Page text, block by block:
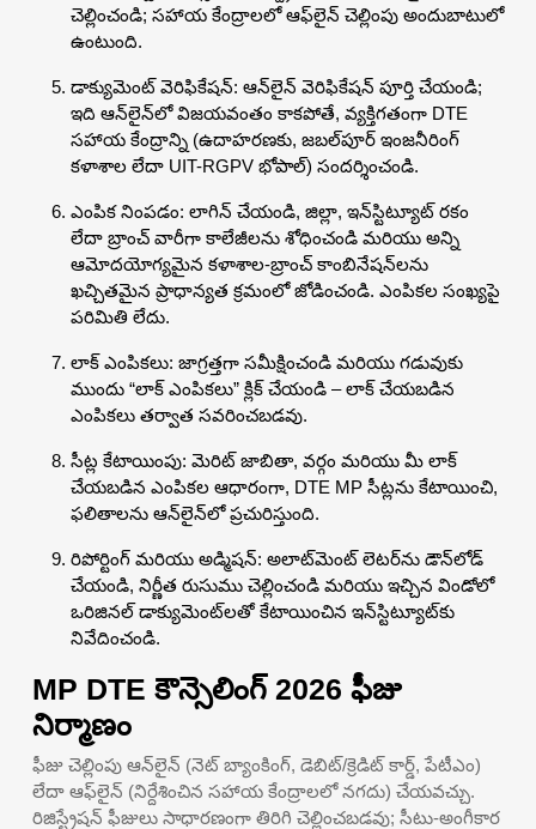
చెల్లించండి; సహాయ కేంద్రాలలో ఆఫ్‌లైన్ చెల్లింపు అందుబాటులో
ఉంటుంది.
డాక్యుమెంట్ వెరిఫికేషన్: ఆన్‌లైన్ వెరిఫికేషన్ పూర్తి చేయండి;
ఇది ఆన్‌లైన్‌లో విజయవంతం కాకపోతే, వ్యక్తిగతంగా DTE
సహాయ కేంద్రాన్ని (ఉదాహరణకు, జబల్‌పూర్ ఇంజనీరింగ్
కళాశాల లేదా UIT-RGPV భోపాల్) సందర్శించండి.
ఎంపిక నింపడం: లాగిన్ చేయండి, జిల్లా, ఇన్‌స్టిట్యూట్ రకం
లేదా బ్రాంచ్ వారీగా కాలేజీలను శోధించండి మరియు అన్ని
ఆమోదయోగ్యమైన కళాశాల-బ్రాంచ్ కాంబినేషన్‌లను
ఖచ్చితమైన ప్రాధాన్యత క్రమంలో జోడించండి. ఎంపికల సంఖ్యపై
పరిమితి లేదు.
లాక్ ఎంపికలు: జాగ్రత్తగా సమీక్షించండి మరియు గడువుకు
ముందు “లాక్ ఎంపికలు” క్లిక్ చేయండి – లాక్ చేయబడిన
ఎంపికలు తర్వాత సవరించబడవు.
సీట్ల కేటాయింపు: మెరిట్ జాబితా, వర్గం మరియు మీ లాక్
చేయబడిన ఎంపికల ఆధారంగా, DTE MP సీట్లను కేటాయించి,
ఫలితాలను ఆన్‌లైన్‌లో ప్రచురిస్తుంది.
రిపోర్టింగ్ మరియు అడ్మిషన్: అలాట్‌మెంట్ లెటర్‌ను డౌన్‌లోడ్
చేయండి, నిర్ణీత రుసుము చెల్లించండి మరియు ఇచ్చిన విండోలో
ఒరిజినల్ డాక్యుమెంట్‌లతో కేటాయించిన ఇన్‌స్టిట్యూట్‌కు
నివేదించండి.
MP DTE కౌన్సెలింగ్ 2026 ఫీజు
నిర్మాణం
ఫీజు చెల్లింపు ఆన్‌లైన్ (నెట్ బ్యాంకింగ్, డెబిట్/క్రెడిట్ కార్డ్, పేటీఎం)
లేదా ఆఫ్‌లైన్ (నిర్దేశించిన సహాయ కేంద్రాలలో నగదు) చేయవచ్చు.
రిజిస్ట్రేషన్ ఫీజులు సాధారణంగా తిరిగి చెల్లించబడవు; సీటు-అంగీకార